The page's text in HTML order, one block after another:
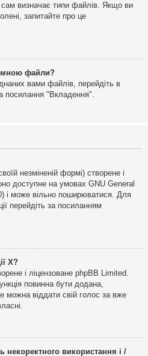
визначає типи файлів. Якщо ви
запитайте про це
мною файли?
вами файлів, перейдіть в
посилання "Вкладення".
незміненій формі) створене і
доступне на умовах GNU General
і може вільно поширюватися. Для
перейдіть за посиланням
X?
і ліцензоване phpBB Limited.
повинна бути додана,
можна віддати свій голос за вже
некоректного використання і /